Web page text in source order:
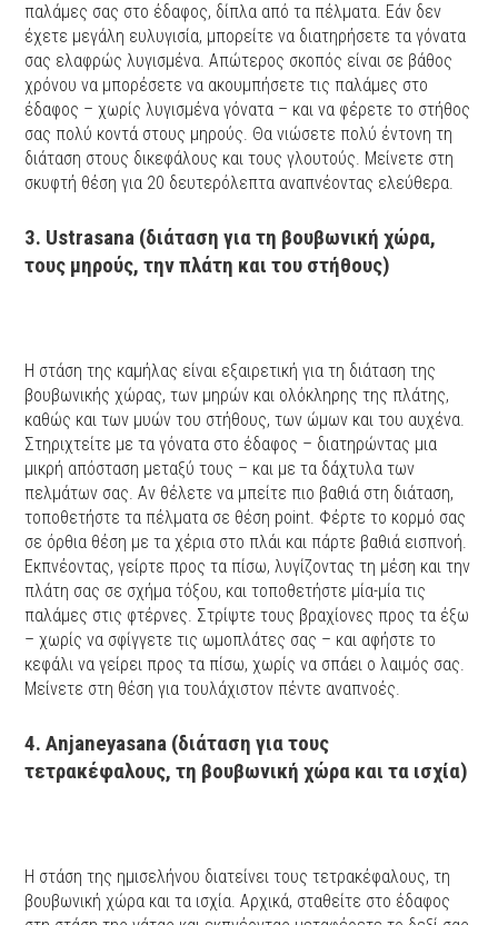
παλάμες σας στο έδαφος, δίπλα από τα πέλματα. Εάν δεν
έχετε μεγάλη ευλυγισία, μπορείτε να διατηρήσετε τα γόνατα
σας ελαφρώς λυγισμένα. Απώτερος σκοπός είναι σε βάθος
χρόνου να μπορέσετε να ακουμπήσετε τις παλάμες στο
έδαφος – χωρίς λυγισμένα γόνατα – και να φέρετε το στήθος
σας πολύ κοντά στους μηρούς. Θα νιώσετε πολύ έντονη τη
διάταση στους δικεφάλους και τους γλουτούς. Μείνετε στη
σκυφτή θέση για 20 δευτερόλεπτα αναπνέοντας ελεύθερα.
3. Ustrasana (διάταση για τη βουβωνική χώρα,
τους μηρούς, την πλάτη και του στήθους)
H στάση της καμήλας είναι εξαιρετική για τη διάταση της
βουβωνικής χώρας, των μηρών και ολόκληρης της πλάτης,
καθώς και των μυών του στήθους, των ώμων και του αυχένα.
Στηριχτείτε με τα γόνατα στο έδαφος – διατηρώντας μια
μικρή απόσταση μεταξύ τους – και με τα δάχτυλα των
πελμάτων σας. Αν θέλετε να μπείτε πιο βαθιά στη διάταση,
τοποθετήστε τα πέλματα σε θέση point. Φέρτε το κορμό σας
σε όρθια θέση με τα χέρια στο πλάι και πάρτε βαθιά εισπνοή.
Εκπνέοντας, γείρτε προς τα πίσω, λυγίζοντας τη μέση και την
πλάτη σας σε σχήμα τόξου, και τοποθετήστε μία-μία τις
παλάμες στις φτέρνες. Στρίψτε τους βραχίονες προς τα έξω
– χωρίς να σφίγγετε τις ωμοπλάτες σας – και αφήστε το
κεφάλι να γείρει προς τα πίσω, χωρίς να σπάει ο λαιμός σας.
Μείνετε στη θέση για τουλάχιστον πέντε αναπνοές.
4. Anjaneyasana (διάταση για τους
τετρακέφαλους, τη βουβωνική χώρα και τα ισχία)
Η στάση της ημισελήνου διατείνει τους τετρακέφαλους, τη
βουβωνική χώρα και τα ισχία. Αρχικά, σταθείτε στο έδαφος